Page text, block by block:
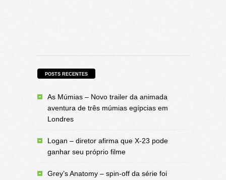
POSTS RECENTES
As Múmias – Novo trailer da animada
aventura de três múmias egípcias em
Londres
Logan – diretor afirma que X-23 pode
ganhar seu próprio filme
Grey’s Anatomy – spin-off da série foi